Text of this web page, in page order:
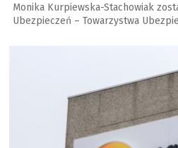
Monika Kurpiewska-Stachowiak
Ubezpieczeń – Towarzystwa